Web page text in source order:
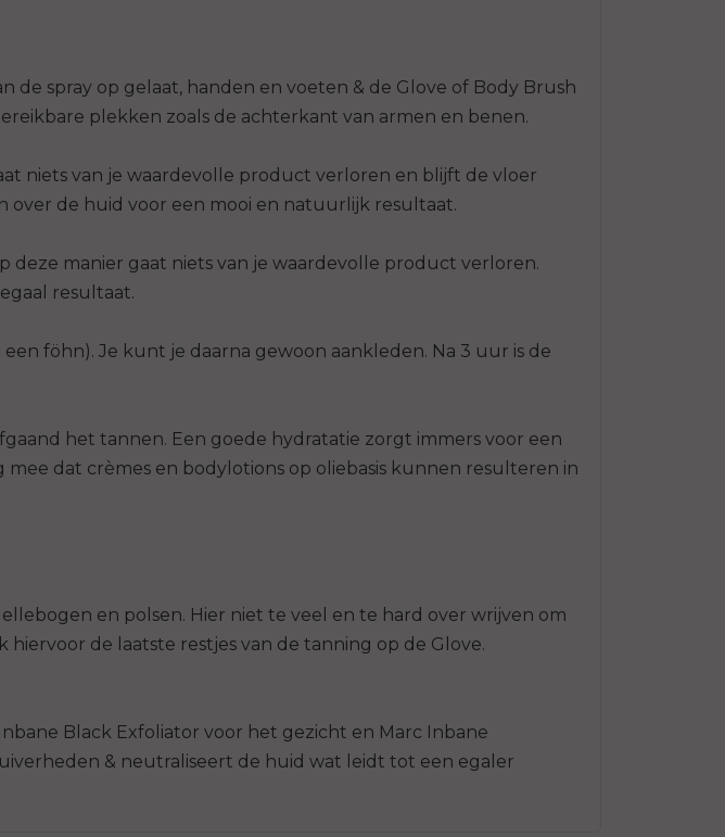
van de
huid
spray op gelaat, handen en voeten & de Glove of Body Brush
plekken zoals de achterkant van armen en benen.
niets van je waardevolle product verloren en blijft de vloer
over de huid voor een mooi en natuurlijk resultaat.
deze manier gaat niets van je waardevolle product verloren.
resultaat.
föhn). Je kunt je daarna gewoon aankleden. Na 3 uur is de
het tannen. Een goede hydratatie zorgt immers voor een
dat crèmes en bodylotions op oliebasis kunnen resulteren in
en polsen. Hier niet te veel en te hard over wrijven om
de laatste restjes van de tanning op de Glove.
Black Exfoliator voor het gezicht en Marc Inbane
& neutraliseert de huid wat leidt tot een egaler